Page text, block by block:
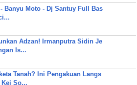
Banyu Moto - Dj Santuy Full Bas
Adzan! Irmanputra Sidin Je
Is...
Tanah? Ini Pengakuan Langs
So...